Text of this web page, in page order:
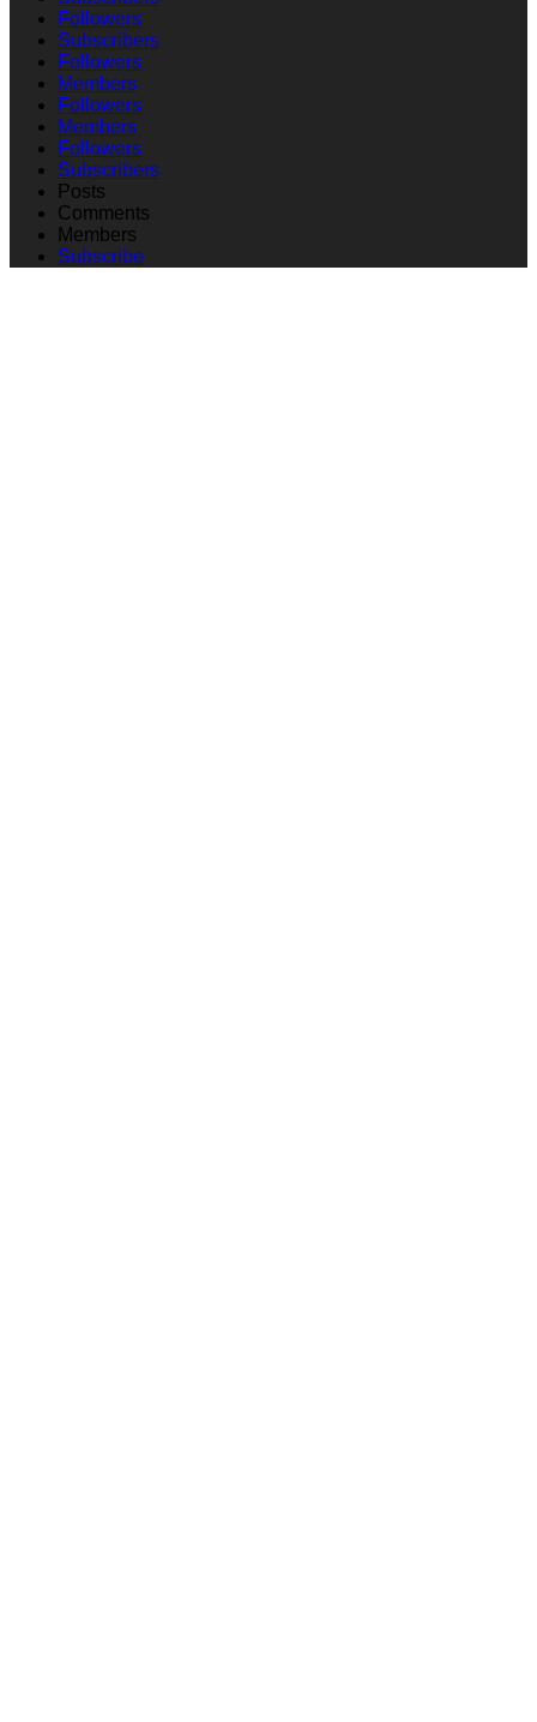
Followers
Subscribers
Followers
Members
Followers
Members
Followers
Subscribers
Posts
Comments
Members
Subscribe